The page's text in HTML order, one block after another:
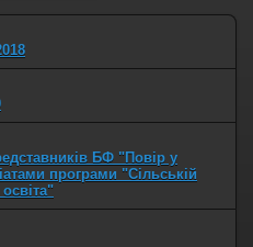
БФ "Повір у
програми "Сільській